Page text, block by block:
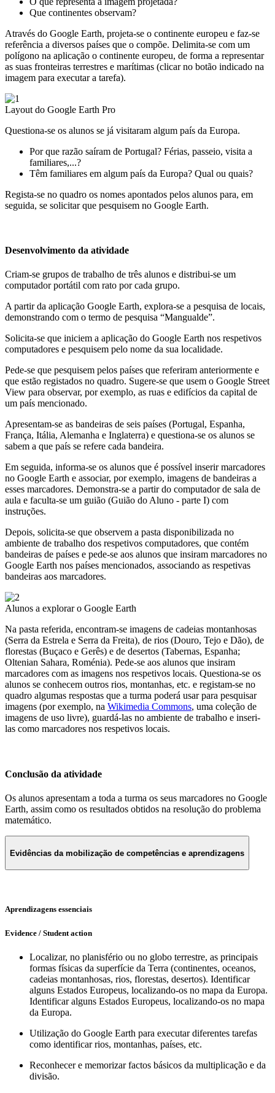
Que continentes observam?
Através do Google Earth, projeta-se o continente europeu e faz-se
referência a diversos países que o compõe. Delimita-se com um
polígono na aplicação o continente europeu, de forma a representar
as suas fronteiras terrestres e marítimas (clicar no botão indicado na
imagem para executar a tarefa).
Image
Layout do Google Earth Pro
Questiona-se os alunos se já visitaram algum país da Europa.
Por que razão saíram de Portugal? Férias, passeio, visita a
familiares,...?
Têm familiares em algum país da Europa? Qual ou quais?
Regista-se no quadro os nomes apontados pelos alunos para, em
seguida, se solicitar que pesquisem no Google Earth.
Desenvolvimento da atividade
Criam-se grupos de trabalho de três alunos e distribui-se um
computador portátil com rato por cada grupo.
A partir da aplicação Google Earth, explora-se a pesquisa de locais,
demonstrando com o termo de pesquisa “Mangualde”.
Solicita-se que iniciem a aplicação do Google Earth nos respetivos
computadores e pesquisem pelo nome da sua localidade.
Pede-se que pesquisem pelos países que referiram anteriormente e
que estão registados no quadro. Sugere-se que usem o Google Street
View para observar, por exemplo, as ruas e edifícios da capital de
um país mencionado.
Apresentam-se as bandeiras de seis países (Portugal, Espanha,
França, Itália, Alemanha e Inglaterra) e questiona-se os alunos se
sabem a que país se refere cada bandeira.
Em seguida, informa-se os alunos que é possível inserir marcadores
no Google Earth e associar, por exemplo, imagens de bandeiras a
esses marcadores. Demonstra-se a partir do computador de sala de
aula e faculta-se um guião (Guião do Aluno - parte I) com
instruções.
Depois, solicita-se que observem a pasta disponibilizada no
ambiente de trabalho dos respetivos computadores, que contém
bandeiras de países e pede-se aos alunos que insiram marcadores no
Google Earth nos países mencionados, associando as respetivas
bandeiras aos marcadores.
Image
Alunos a explorar o Google Earth
Na pasta referida, encontram-se imagens de cadeias montanhosas
(Serra da Estrela e Serra da Freita), de rios (Douro, Tejo e Dão), de
florestas (Buçaco e Gerês) e de desertos (Tabernas, Espanha;
Oltenian Sahara, Roménia). Pede-se aos alunos que insiram
marcadores com as imagens nos respetivos locais. Questiona-se os
alunos se conhecem outros rios, montanhas, etc. e registam-se no
quadro algumas respostas que a turma poderá usar para pesquisar
imagens (por exemplo, na Wikimedia Commons, uma coleção de
imagens de uso livre), guardá-las no ambiente de trabalho e inseri-
las como marcadores nos respetivos locais.
Conclusão da atividade
Os alunos apresentam a toda a turma os seus marcadores no Google
Earth, assim como os resultados obtidos na resolução do problema
matemático.
Evidências da mobilização de competências e aprendizagens
Aprendizagens essenciais
Evidence / Student action
Localizar, no planisfério ou no globo terrestre, as principais
formas físicas da superfície da Terra (continentes, oceanos,
cadeias montanhosas, rios, florestas, desertos). Identificar
alguns Estados Europeus, localizando-os no mapa da Europa.
Identificar alguns Estados Europeus, localizando-os no mapa
da Europa.
Utilização do Google Earth para executar diferentes tarefas
como identificar rios, montanhas, países, etc.
Reconhecer e memorizar factos básicos da multiplicação e da
divisão.